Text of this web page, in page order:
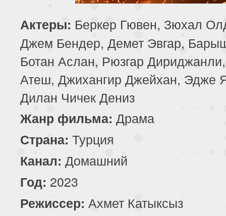
86 серия
87 серия
89 серия
90 серия
Актеры: Беркер Гювен, Зюхал
Джем Бендер, Демет Эвгар,
Ботан Аслан, Рюзгар
Атеш, Джихангир Джейхан, Эдже
Дилан Чичек Дениз
Жанр фильма: Драма
Страна: Турция
Канал: Домашний
Год: 2023
Режиссер: Ахмет Катыксыз